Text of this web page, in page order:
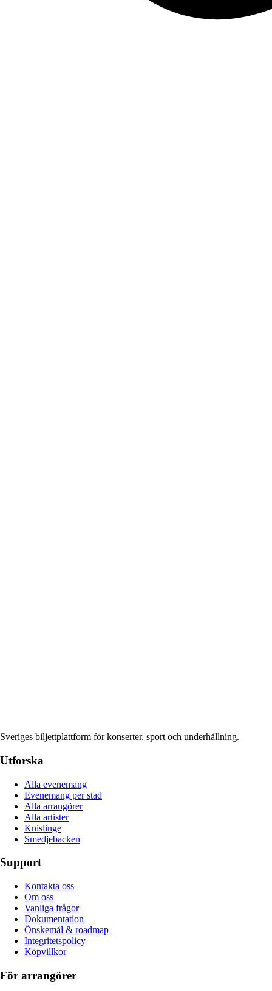
Sveriges biljettplattform för konserter, sport och underhållning.
Utforska
Alla evenemang
Evenemang per stad
Alla arrangörer
Alla artister
Knislinge
Smedjebacken
Support
Kontakta oss
Om oss
Vanliga frågor
Dokumentation
Önskemål & roadmap
Integritetspolicy
Köpvillkor
För arrangörer